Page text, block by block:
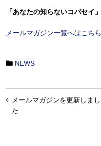
「あなたの知らないコバセイ」
メールマガジン一覧へはこちら
NEWS
投
稿
メールマガジンを更新しまし
た